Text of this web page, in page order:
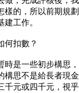
樣的，所以前期規
工作。
何扣數？
時是一些初步構思
構思不是給長者現
千元或四千元，視